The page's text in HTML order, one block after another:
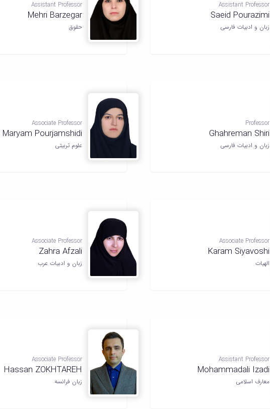
Assistant Professor
Saeid Pourazimi
زبان و ادبیات فارسی
Assistant Professor
Mehri Barzegar
حقوق
Professor
Ghahreman Shiri
زبان و ادبیات فارسی
Associate Professor
Maryam Pourjamshidi
علوم تربیتی
Associate Professor
Karam Siyavoshi
الهیات
Associate Professor
Zahra Afzali
زبان و ادبیات عرب
Assistant Professor
Mohammadali Izadi
معارف اسلامی
Associate Professor
Hassan ZOKHTAREH
زبان فرانسه